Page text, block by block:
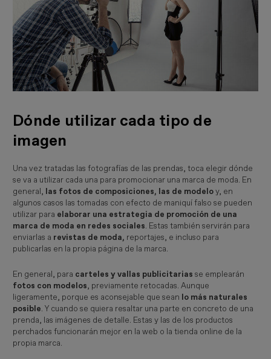
Dónde utilizar cada tipo de
imagen
Una vez tratadas las fotografías de las prendas, toca elegir dónde
se va a utilizar cada una para promocionar una marca de moda. En
general, las fotos de composiciones, las de modeloy, en
algunos casos las tomadas con efecto de maniquí falso se pueden
utilizar para elaborar una estrategia de promoción de una
marca de moda en redes sociales. Estas también servirán para
enviarlas a revistas de moda, reportajes, e incluso para
publicarlas en la propia página de la marca.
En general, para carteles y vallas publicitarias se emplearán
fotos con modelos, previamente retocadas. Aunque
ligeramente, porque es aconsejable que sean lo más naturales
posible. Y cuando se quiera resaltar una parte en concreto de una
prenda, las imágenes de detalle. Estas y las de los productos
perchados funcionarán mejor en la web o la tienda online de la
propia marca.